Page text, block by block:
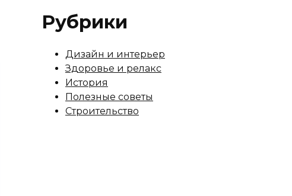
Рубрики
Дизайн и интерьер
Здоровье и релакс
История
Полезные советы
Строительство